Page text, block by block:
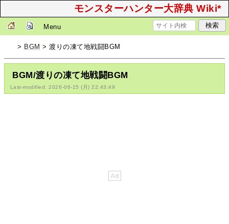
モンスターハンター大辞典 Wiki*
Menu
> BGM > 渡りの凍て地戦闘BGM
BGM/渡りの凍て地戦闘BGM
Last-modified: 2026-06-15 (月) 22:43:49